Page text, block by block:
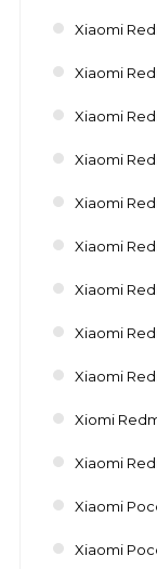
Xiaomi
Xiaomi
Xiaomi
Xiaomi
Xiaomi
Xiaomi
Xiaomi
Xiaomi
Xiaomi
Xiomi
Xiaomi
Xiaomi
Xiaomi